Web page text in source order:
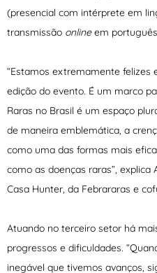
(presencial com intérprete em
transmissão onlineem
“Estamos extremamente felizes
edição do evento. É um marco
Raras no Brasil é um espaço
de maneira emblemática, a
como uma das formas mais
como as doenças raras”,
Casa Hunter, da Febrararas e
Atuando no terceiro setor há
progressos e dificuldades.
inegável que tivemos avanços,